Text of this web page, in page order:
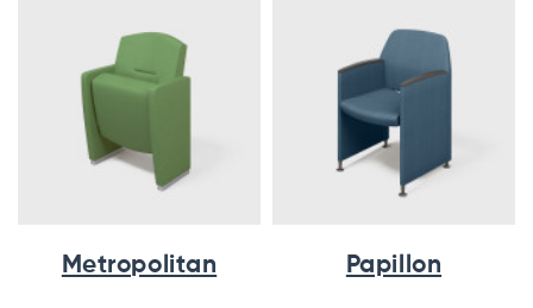
Metropolitan Papillon